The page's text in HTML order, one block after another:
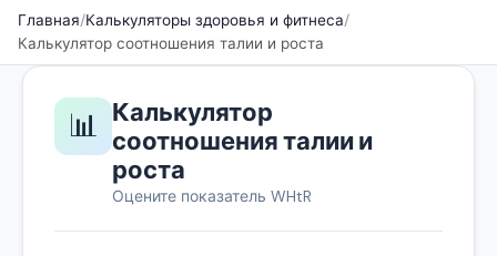
Главная/Калькуляторы здоровья и фитнеса/
Калькулятор соотношения талии и роста
📊 Калькулятор
соотношения талии и
роста
Оцените показатель WHtR